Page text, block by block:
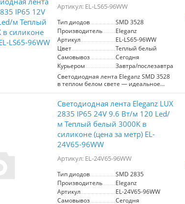
Лента обладает низким
энергопотреблением и
долговечностью, что позволяет
значительно сократить расходы на
электроэнергию. Защита IP20 делает её
идеальной для использования в
помещениях, таких как гостиные,
спальни и офисы. Eleganz SMD 2835
прекрасно подходит для подсветки
мебели, картин и архитектурных
элементов, создавая стильный и
современный интерьер.
Артикул: EL-LS65-96WW
Тип диодов
SMD 3528
Производитель
Eleganz
Артикул
EL-LS65-96WW
Цвет
Теплый белый
Самовывоз
Сегодня
Курьером
Завтра/послезавтра
Светодиодная лента Eleganz SMD 3528
в теплом белом свете — идеальное
решение для создания уютной
9,6 Вт/м и 120 диодов на метр, она
обеспечивает яркое и равномерное
освещение. Герметичность (IP65)
делает ленту подходящей для
использования как в помещениях, так
и на улице, например, для освещения
террас, балконов или ванных комнат.
Цветовая температура 3000K создает
теплую, комфортную обстановку, что
идеально подходит для жилых
пространств и зон отдыха. Лента
работает от 12 В, что обеспечивает
безопасность и легкость в установке.
Этот продукт станет отличным выбором
Светодиодная лента Eleganz LUX
2835 IP65 24V 9.6 Вт/м 120 Led/
м Теплый белый 3000K в
силиконе (цена за метр) EL-
24V65-96WW
Артикул: EL-24V65-96WW
Тип диодов
SMD 2835
Производитель
Eleganz
Артикул
EL-24V65-96WW
Самовывоз
Сегодня